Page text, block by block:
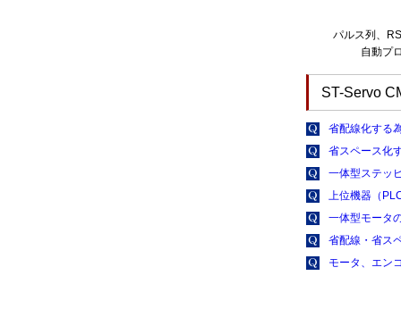
パルス列、
自動プ
ST-Servo
省配線化する
省スペース化
一体型ステッ
上位機器（
一体型モータ
省配線・省ス
モータ、エン